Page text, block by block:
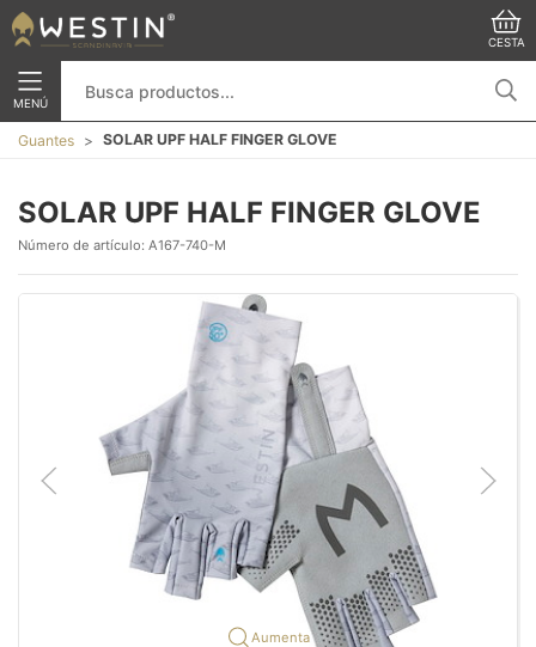
CESTA
MENÚ
Guantes SOLAR UPF HALF FINGER GLOVE
SOLAR UPF HALF FINGER GLOVE
Número de artículo: A167-740-M
Aumenta